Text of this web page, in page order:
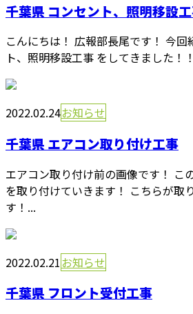
千葉県 コンセント、照明移設
こんにちは！ 広報部長尾です！ 今
ト、照明移設工事 をしてきました！
2022.02.24お知らせ
千葉県 エアコン取り付け工事
エアコン取り付け前の画像です！ こ
を取り付けていきます！ こちらが取
す！...
2022.02.21お知らせ
千葉県 フロント受付工事